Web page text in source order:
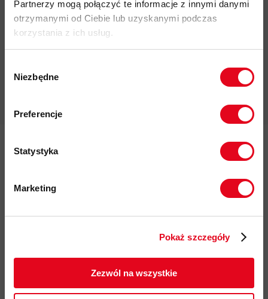
Partnerzy mogą połączyć te informacje z innymi danymi
otrzymanymi od Ciebie lub uzyskanymi podczas
korzystania z ich usług.
zgody
Niezbędne
Preferencje
Statystyka
Marketing
Pokaż szczegóły
Zezwól na wszystkie
Możliwy odbiór w sklepie
Zapisz się do Newslettera
Korzystając z formularza, zgadzasz się na
przechowywanie i przetwarzanie twoich danych przez
Polityka
prywatności
Zapisz się
odbierz
zgodnie z Polityką prywatności.